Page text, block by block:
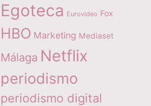
Egoteca Eurovideo Fox
HBO Marketing Mediaset
Málaga Netflix
periodismo
periodismo digital